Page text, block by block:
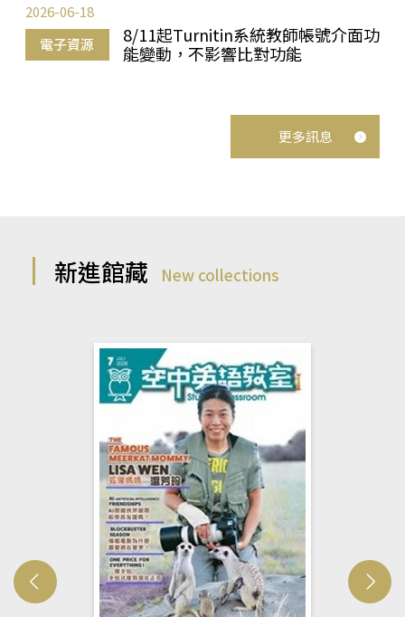
電子資源
8/11起Turnitin系統教師帳號介面功
能變動，不影響比對功能
2026-06-18
更多訊息
新進館藏 New collections